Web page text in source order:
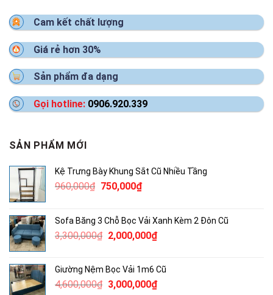
Cam kết chất lượng
Giá rẻ hơn 30%
Sản phẩm đa dạng
Gọi hotline: 0906.920.339
SẢN PHẨM MỚI
Kệ Trưng Bày Khung Sắt Cũ Nhiều Tầng
960,000₫ Giá
960,000₫.
750,000₫Giá
là:
750,000₫.
Sofa Băng 3 Chỗ Bọc Vải Xanh Kèm 2 Đôn Cũ
3,300,000₫ Giá
3,300,000₫.
2,000,000₫Giá
là:
2,000,000₫.
Giường Nệm Bọc Vải 1m6 Cũ
4,600,000₫ Giá
3,000,000₫Giá